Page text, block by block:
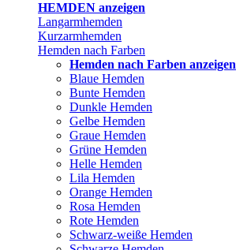
HEMDEN anzeigen
Langarmhemden
Kurzarmhemden
Hemden nach Farben
Hemden nach Farben anzeigen
Blaue Hemden
Bunte Hemden
Dunkle Hemden
Gelbe Hemden
Graue Hemden
Grüne Hemden
Helle Hemden
Lila Hemden
Orange Hemden
Rosa Hemden
Rote Hemden
Schwarz-weiße Hemden